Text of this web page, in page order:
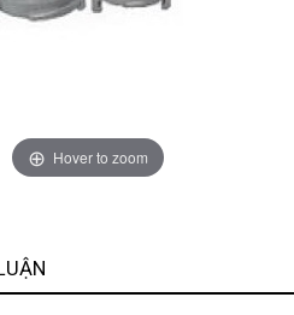
Hover to zoom